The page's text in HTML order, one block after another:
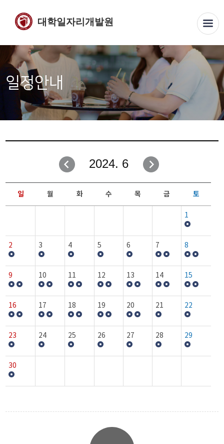
대학일자리개발원
일정안내
2024. 6
일 월 화 수 목 금 토
1
2 3 4 5 6 7 8
9 10 11 12 13 14 15
16 17 18 19 20 21 22
23 24 25 26 27 28 29
30